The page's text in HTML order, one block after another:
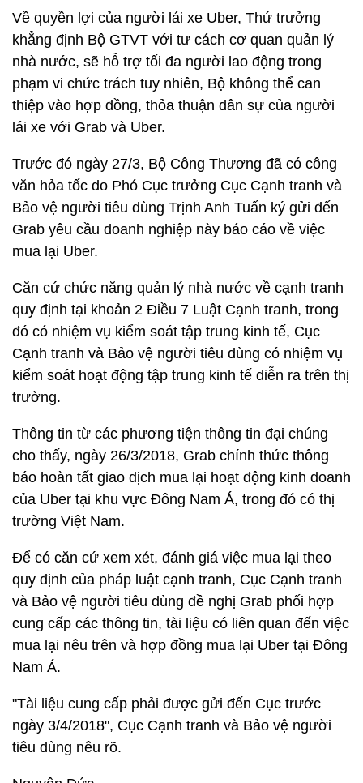
Về quyền lợi của người lái xe Uber, Thứ trưởng
khẳng định Bộ GTVT với tư cách cơ quan quản lý
nhà nước, sẽ hỗ trợ tối đa người lao động trong
phạm vi chức trách tuy nhiên, Bộ không thể can
thiệp vào hợp đồng, thỏa thuận dân sự của người
lái xe với Grab và Uber.
Trước đó ngày 27/3, Bộ Công Thương đã có công
văn hỏa tốc do Phó Cục trưởng Cục Cạnh tranh và
Bảo vệ người tiêu dùng Trịnh Anh Tuấn ký gửi đến
Grab yêu cầu doanh nghiệp này báo cáo về việc
mua lại Uber.
Căn cứ chức năng quản lý nhà nước về cạnh tranh
quy định tại khoản 2 Điều 7 Luật Cạnh tranh, trong
đó có nhiệm vụ kiểm soát tập trung kinh tế, Cục
Cạnh tranh và Bảo vệ người tiêu dùng có nhiệm vụ
kiểm soát hoạt động tập trung kinh tế diễn ra trên thị
trường.
Thông tin từ các phương tiện thông tin đại chúng
cho thấy, ngày 26/3/2018, Grab chính thức thông
báo hoàn tất giao dịch mua lại hoạt động kinh doanh
của Uber tại khu vực Đông Nam Á, trong đó có thị
trường Việt Nam.
Để có căn cứ xem xét, đánh giá việc mua lại theo
quy định của pháp luật cạnh tranh, Cục Cạnh tranh
và Bảo vệ người tiêu dùng đề nghị Grab phối hợp
cung cấp các thông tin, tài liệu có liên quan đến việc
mua lại nêu trên và hợp đồng mua lại Uber tại Đông
Nam Á.
"Tài liệu cung cấp phải được gửi đến Cục trước
ngày 3/4/2018", Cục Cạnh tranh và Bảo vệ người
tiêu dùng nêu rõ.